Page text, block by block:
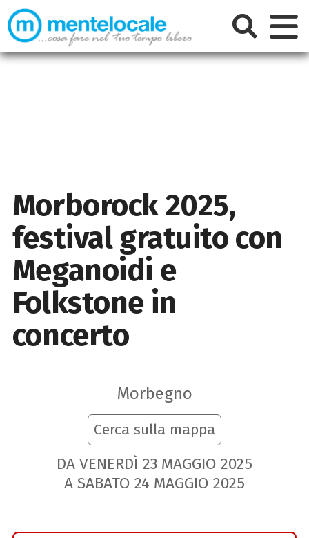
Morborock 2025,
festival gratuito con
Meganoidi e
Folkstone in
concerto
Morbegno
Cerca sulla mappa
DA VENERDÌ 23 MAGGIO 2025
A SABATO 24 MAGGIO 2025